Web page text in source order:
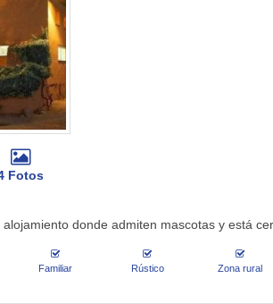
Fotos
donde admiten mascotas y está
Familiar Rústico Zona rural